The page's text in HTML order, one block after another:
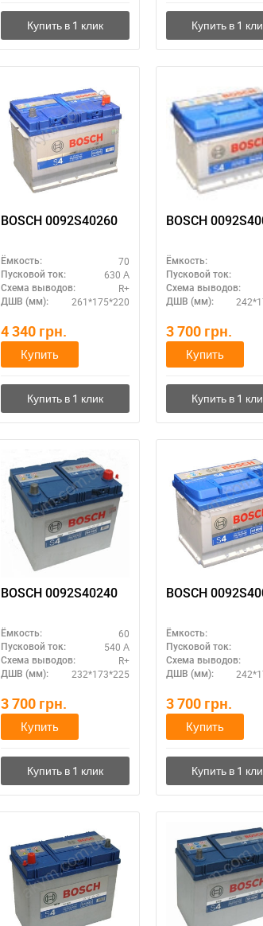
BOSCH 0092S40260
Ёмкость: 70
Пусковой ток: 630 А
Схема выводов: R+
ДШВ (мм): 261*175*220
4 340 грн.
Купить
BOSCH
Ёмкость:
Пусковой ток:
Схема выводов:
ДШВ (мм):
3 700 грн.
Купить
BOSCH 0092S40240
Ёмкость: 60
Пусковой ток: 540 А
Схема выводов: R+
ДШВ (мм): 232*173*225
3 700 грн.
Купить
BOSCH
Ёмкость:
Пусковой ток:
Схема выводов:
ДШВ (мм):
3 700 грн.
Купить
Написать в Viber Написать